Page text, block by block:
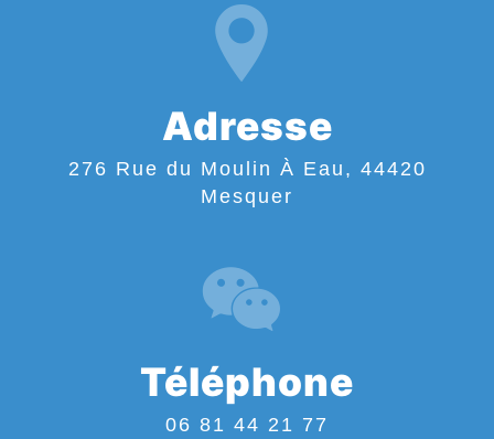
Adresse
276 Rue du Moulin À Eau, 44420
Mesquer
Téléphone
06 81 44 21 77